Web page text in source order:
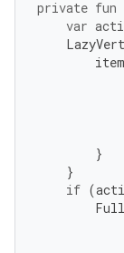
private fun
var
}
}
if (